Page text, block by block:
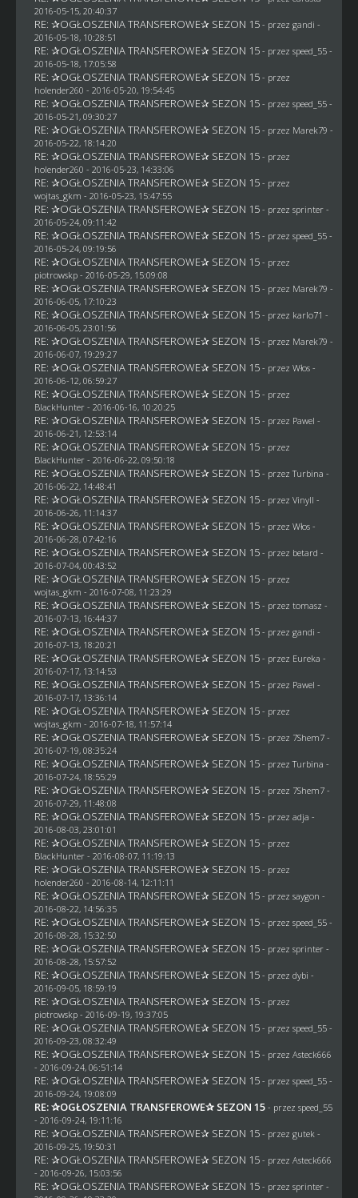
2016-05-15, 20:40:37
RE: ✰OGŁOSZENIA TRANSFEROWE✰ SEZON 15 - przez gandi -
2016-05-18, 10:28:51
RE: ✰OGŁOSZENIA TRANSFEROWE✰ SEZON 15 - przez speed_55 -
2016-05-18, 17:05:58
RE: ✰OGŁOSZENIA TRANSFEROWE✰ SEZON 15 - przez
holender260 - 2016-05-20, 19:54:45
RE: ✰OGŁOSZENIA TRANSFEROWE✰ SEZON 15 - przez speed_55 -
2016-05-21, 09:30:27
RE: ✰OGŁOSZENIA TRANSFEROWE✰ SEZON 15 - przez Marek79 -
2016-05-22, 18:14:20
RE: ✰OGŁOSZENIA TRANSFEROWE✰ SEZON 15 - przez
holender260 - 2016-05-23, 14:33:06
RE: ✰OGŁOSZENIA TRANSFEROWE✰ SEZON 15 - przez
wojtas_gkm - 2016-05-23, 15:47:55
RE: ✰OGŁOSZENIA TRANSFEROWE✰ SEZON 15 - przez sprinter -
2016-05-24, 09:11:42
RE: ✰OGŁOSZENIA TRANSFEROWE✰ SEZON 15 - przez speed_55 -
2016-05-24, 09:19:56
RE: ✰OGŁOSZENIA TRANSFEROWE✰ SEZON 15 - przez
piotrowskp- 2016-05-29, 15:09:08
RE: ✰OGŁOSZENIA TRANSFEROWE✰ SEZON 15 - przez Marek79 -
2016-06-05, 17:10:23
RE: ✰OGŁOSZENIA TRANSFEROWE✰ SEZON 15 - przez karlo71 -
2016-06-05, 23:01:56
RE: ✰OGŁOSZENIA TRANSFEROWE✰ SEZON 15 - przez Marek79 -
2016-06-07, 19:29:27
RE: ✰OGŁOSZENIA TRANSFEROWE✰ SEZON 15 - przez Włos-
2016-06-12, 06:59:27
RE: ✰OGŁOSZENIA TRANSFEROWE✰ SEZON 15 - przez
BlackHunter- 2016-06-16, 10:20:25
RE: ✰OGŁOSZENIA TRANSFEROWE✰ SEZON 15 - przez Pawel -
2016-06-21, 12:53:14
RE: ✰OGŁOSZENIA TRANSFEROWE✰ SEZON 15 - przez
BlackHunter- 2016-06-22, 09:50:18
RE: ✰OGŁOSZENIA TRANSFEROWE✰ SEZON 15 - przez Turbina -
2016-06-22, 14:48:41
RE: ✰OGŁOSZENIA TRANSFEROWE✰ SEZON 15 - przez Vinyll -
2016-06-26, 11:14:37
RE: ✰OGŁOSZENIA TRANSFEROWE✰ SEZON 15 - przez Włos-
2016-06-28, 07:42:16
RE: ✰OGŁOSZENIA TRANSFEROWE✰ SEZON 15 - przez betard -
2016-07-04, 00:43:52
RE: ✰OGŁOSZENIA TRANSFEROWE✰ SEZON 15 - przez
wojtas_gkm - 2016-07-08, 11:23:29
RE: ✰OGŁOSZENIA TRANSFEROWE✰ SEZON 15 - przez tomasz -
2016-07-13, 16:44:37
RE: ✰OGŁOSZENIA TRANSFEROWE✰ SEZON 15 - przez gandi -
2016-07-13, 18:20:21
RE: ✰OGŁOSZENIA TRANSFEROWE✰ SEZON 15 - przez Eureka -
2016-07-17, 13:14:53
RE: ✰OGŁOSZENIA TRANSFEROWE✰ SEZON 15 - przez Pawel -
2016-07-17, 13:36:14
RE: ✰OGŁOSZENIA TRANSFEROWE✰ SEZON 15 - przez
wojtas_gkm - 2016-07-18, 11:57:14
RE: ✰OGŁOSZENIA TRANSFEROWE✰ SEZON 15 - przez 7Shem7-
2016-07-19, 08:35:24
RE: ✰OGŁOSZENIA TRANSFEROWE✰ SEZON 15 - przez Turbina -
2016-07-24, 18:55:29
RE: ✰OGŁOSZENIA TRANSFEROWE✰ SEZON 15 - przez 7Shem7-
2016-07-29, 11:48:08
RE: ✰OGŁOSZENIA TRANSFEROWE✰ SEZON 15 - przez adja -
2016-08-03, 23:01:01
RE: ✰OGŁOSZENIA TRANSFEROWE✰ SEZON 15 - przez
BlackHunter- 2016-08-07, 11:19:13
RE: ✰OGŁOSZENIA TRANSFEROWE✰ SEZON 15 - przez
holender260 - 2016-08-14, 12:11:11
RE: ✰OGŁOSZENIA TRANSFEROWE✰ SEZON 15 - przez saygon -
2016-08-22, 14:56:35
RE: ✰OGŁOSZENIA TRANSFEROWE✰ SEZON 15 - przez speed_55 -
2016-08-28, 15:32:50
RE: ✰OGŁOSZENIA TRANSFEROWE✰ SEZON 15 - przez sprinter -
2016-08-28, 15:57:52
RE: ✰OGŁOSZENIA TRANSFEROWE✰ SEZON 15 - przez dybi -
2016-09-05, 18:59:19
RE: ✰OGŁOSZENIA TRANSFEROWE✰ SEZON 15 - przez
piotrowskp- 2016-09-19, 19:37:05
RE: ✰OGŁOSZENIA TRANSFEROWE✰ SEZON 15 - przez speed_55 -
2016-09-23, 08:32:49
RE: ✰OGŁOSZENIA TRANSFEROWE✰ SEZON 15 - przez Asteck666
- 2016-09-24, 06:51:14
RE: ✰OGŁOSZENIA TRANSFEROWE✰ SEZON 15 - przez speed_55 -
2016-09-24, 19:08:09
RE: ✰OGŁOSZENIA TRANSFEROWE✰ SEZON 15 - przez speed_55
- 2016-09-24, 19:11:16
RE: ✰OGŁOSZENIA TRANSFEROWE✰ SEZON 15 - przez gutek -
2016-09-25, 19:50:31
RE: ✰OGŁOSZENIA TRANSFEROWE✰ SEZON 15 - przez Asteck666
- 2016-09-26, 15:03:56
RE: ✰OGŁOSZENIA TRANSFEROWE✰ SEZON 15 - przez sprinter -